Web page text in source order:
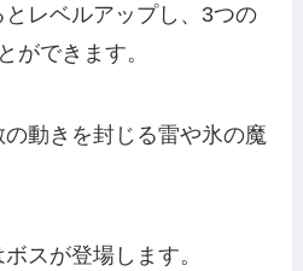
レベルアップし、3つの
ができます。
動きを封じる雷や氷の魔
スが登場します。